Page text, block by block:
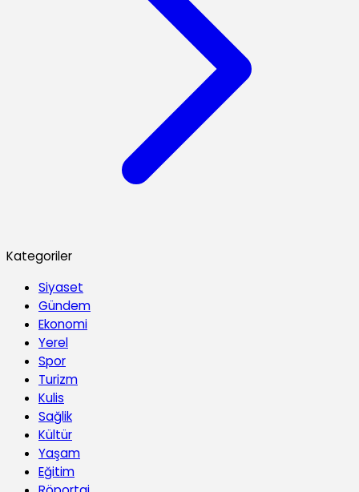
Kategoriler
Siyaset
Gündem
Ekonomi
Yerel
Spor
Turizm
Kulis
Sağlik
Kültür
Yaşam
Eğitim